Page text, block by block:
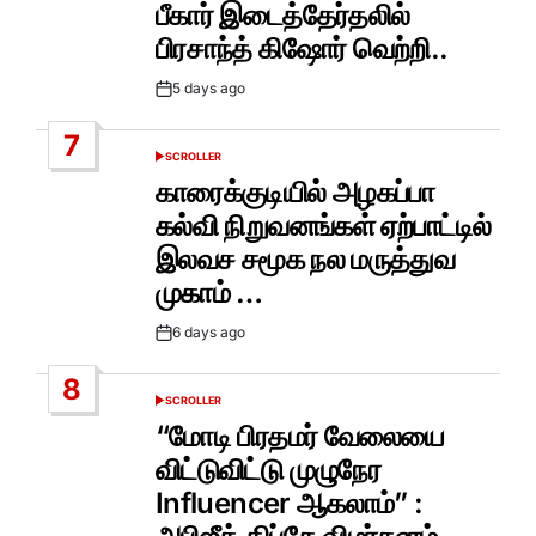
பீகார் இடைத்தேர்தலில்
பிரசாந்த் கிஷோர் வெற்றி..
Post5 days ago
7
POSTED
SCROLLER
காரைக்குடியில் அழகப்பா
கல்வி நிறுவனங்கள் ஏற்பாட்டில்
இலவச சமூக நல மருத்துவ
முகாம் …
Post6 days ago
8
POSTED
SCROLLER
“மோடி பிரதமர் வேலையை
விட்டுவிட்டு முழுநேர
Influencer ஆகலாம்” :